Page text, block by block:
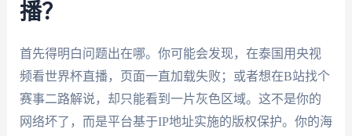
播？
首先得明白问题出在哪。你可能会发现，在泰国用央视
频看世界杯直播，页面一直加载失败；或者想在B站找个
赛事二路解说，却只能看到一片灰色区域。这不是你的
网络坏了，而是平台基于IP地址实施的版权保护。你的海